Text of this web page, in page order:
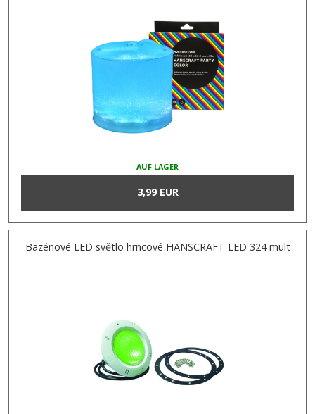
AUF LAGER
3,99 EUR
Bazénové LED světlo hrncové HANSCRAFT LED 324 mult